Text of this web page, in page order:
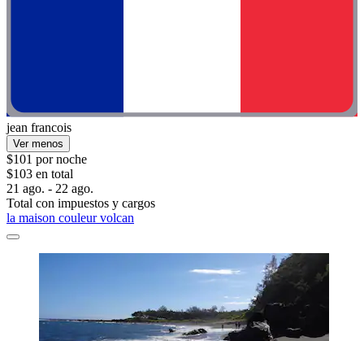
jean francois
Ver menos
$101 por noche
$103 en total
21 ago. - 22 ago.
Total con impuestos y cargos
la maison couleur volcan